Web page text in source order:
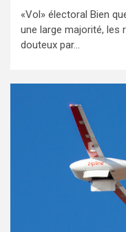
«Vol» électoral Bien
une large majorité, les
douteux par...